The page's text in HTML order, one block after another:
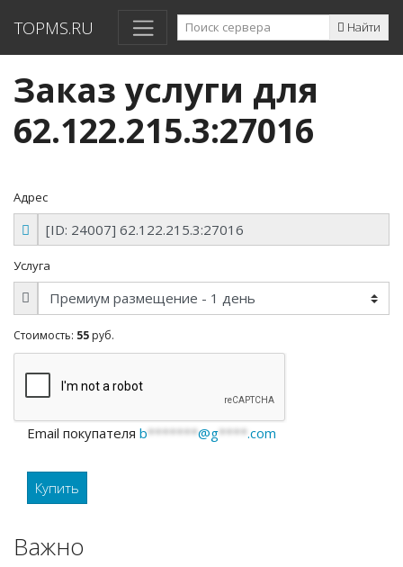
TOPMS.RU Найти
Заказ услуги для
62.122.215.3:27016
Адрес
Услуга
Стоимость: 55 руб.
Email покупателя b*******@g****.com
Важно